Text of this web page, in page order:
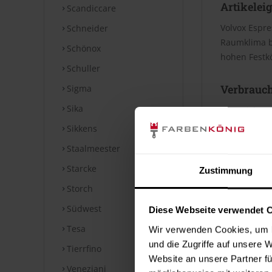
Zustimmung
Diese Webseite verwendet
Wir verwenden Cookies,
und die Zugriffe auf unsere
Website an unsere Partner
Scandiccare
Schneider
Schönox
Schuller
Sigma
Sika
Sikkens
Staalmeester
Starcke
Storch
Südwest
Tesa
Tierrfino
Veneziani
Volvox
Raumklima
hohen
Die
Bei diesen
⤓
Hinweise